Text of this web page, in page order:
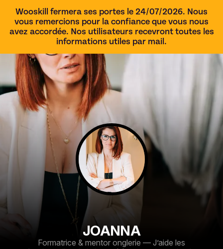
Wooskill fermera ses portes le 24/07/2026. Nous
vous remercions pour la confiance que vous nous
avez accordée. Nos utilisateurs recevront toutes les
informations utiles par mail.
JOANNA
Formatrice & mentor onglerie — J’aide les